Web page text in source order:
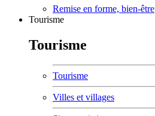
Remise en forme, bien-être
Tourisme
Tourisme
Tourisme
Villes et villages